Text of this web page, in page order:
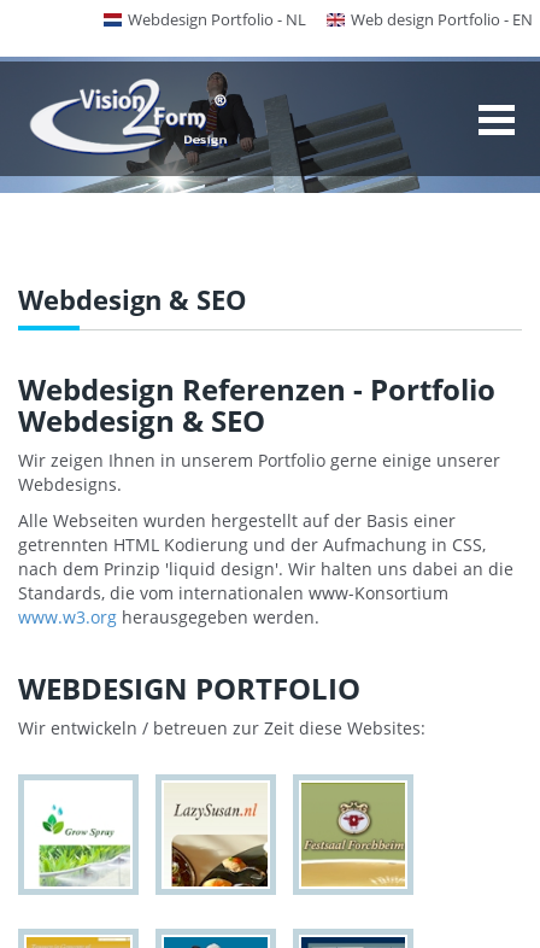
Webdesign Portfolio - NL Web design Portfolio - EN
Webdesign & SEO
Webdesign Referenzen - Portfolio
Webdesign & SEO
Wir zeigen Ihnen in unserem Portfolio gerne einige unserer
Webdesigns.
Alle Webseiten wurden hergestellt auf der Basis einer
getrennten HTML Kodierung und der Aufmachung in CSS,
nach dem Prinzip 'liquid design'. Wir halten uns dabei an die
Standards, die vom internationalen www-Konsortium
www.w3.org herausgegeben werden.
WEBDESIGN PORTFOLIO
Wir entwickeln / betreuen zur Zeit diese Websites: